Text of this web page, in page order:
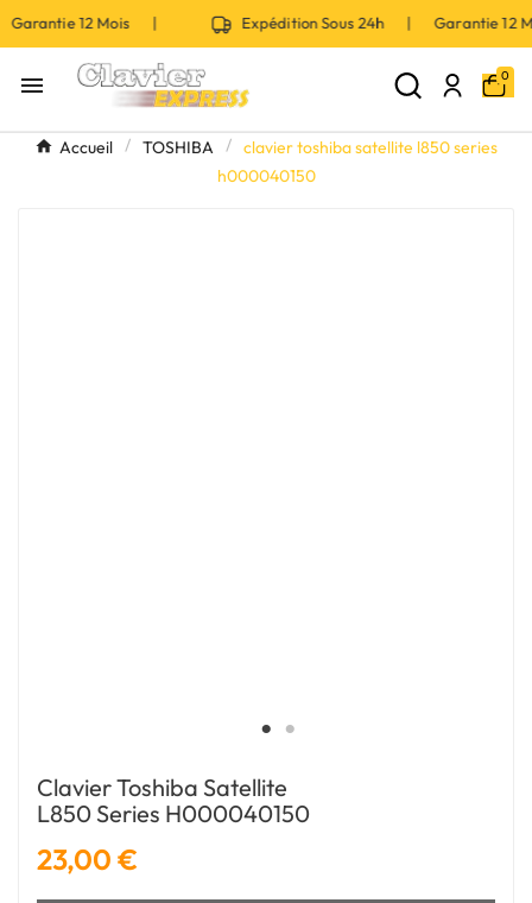
12 Mois | Expédition Sous 24h | Garantie
 0
Accueil TOSHIBA
clavier toshiba satellite l850 series
h000040150
Clavier Toshiba Satellite
L850 Series H000040150
23,00 €